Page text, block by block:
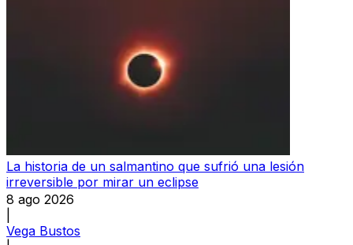
La historia de un salmantino que sufrió una lesión
irreversible por mirar un eclipse
8 ago 2026
Vega Bustos